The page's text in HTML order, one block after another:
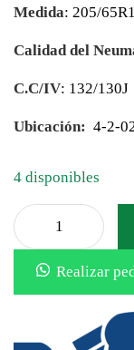
Medida: 205/
Calidad del
C.C/IV: 132/130J
Ubicación: 4-2-
4 disponibles
Realizar